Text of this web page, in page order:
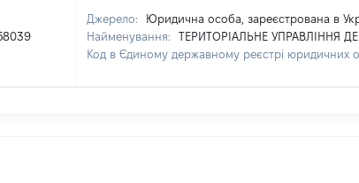
Джерело:
Юридична особа, зареєстрована в
Найменування:
ТЕРИТОРІАЛЬНЕ УПРАВЛІННЯ
Код в Єдиному державному реєстрі юридичних